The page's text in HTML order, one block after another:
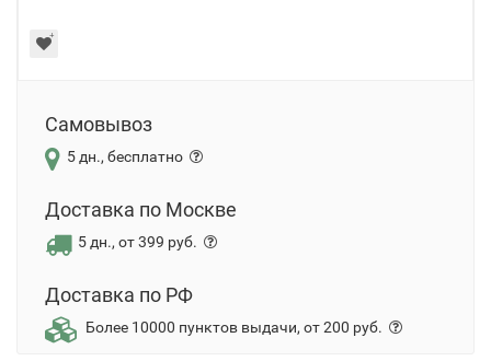
Самовывоз
5 дн., бесплатно
Доставка по Москве
5 дн., от 399 руб.
Доставка по РФ
Более 10000 пунктов выдачи, от 200 руб.